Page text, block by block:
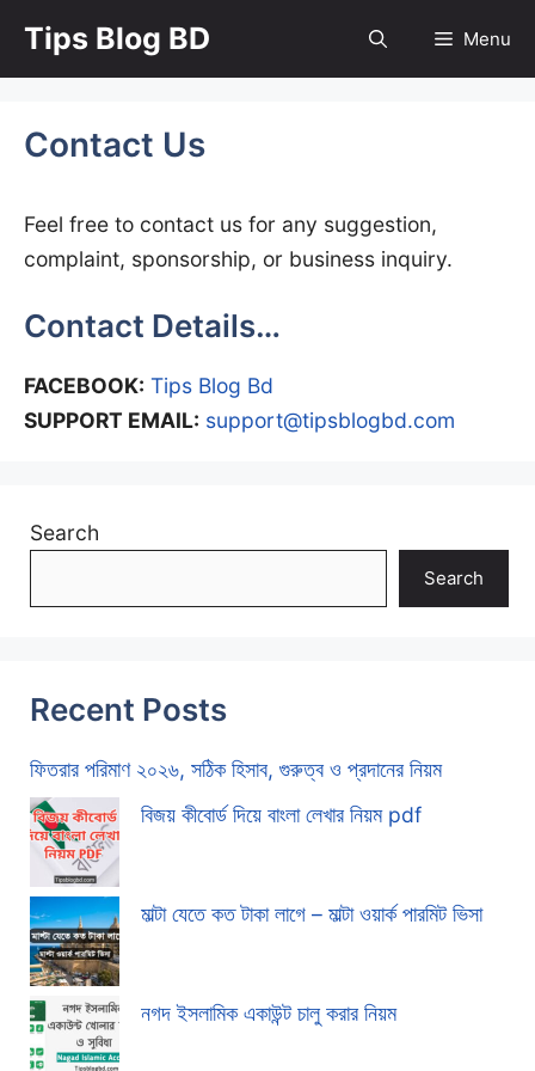
content
Tips Blog BD Menu
Contact Us
Feel free to contact us for any suggestion,
complaint, sponsorship, or business inquiry.
Contact Details…
FACEBOOK: Tips Blog Bd
SUPPORT EMAIL: support@tipsblogbd.com
Search
Search
Recent Posts
ফিতরার পরিমাণ ২০২৬, সঠিক হিসাব, গুরুত্ব ও প্রদানের নিয়ম
বিজয় কীবোর্ড দিয়ে বাংলা লেখার নিয়ম pdf
মাল্টা যেতে কত টাকা লাগে – মাল্টা ওয়ার্ক পারমিট ভিসা
নগদ ইসলামিক একাউন্ট চালু করার নিয়ম